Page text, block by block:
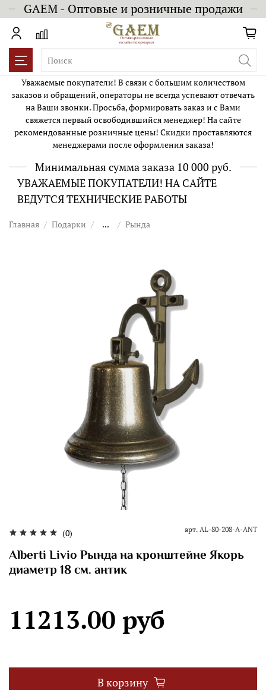
GAEM - Оптовые и розничные продажи
Уважаемые покупатели! В связи с большим количеством
заказов и обращений, операторы не всегда успевают отвечать
на Ваши звонки. Просьба, формировать заказ и с Вами
свяжется первый освободившийся менеджер! На сайте
рекомендованные розничные цены! Скидки проставляются
менеджерами после оформления заказа!
Минимальная сумма заказа 10 000 руб.
УВАЖАЕМЫЕ ПОКУПАТЕЛИ! НА САЙТЕ
ВЕДУТСЯ ТЕХНИЧЕСКИЕ РАБОТЫ
Главная Подарки ... Рында
(0) арт. AL-80-208-A-ANT
Alberti Livio Рында на кронштейне Якорь
диаметр 18 см. антик
11213.00 руб
В корзину